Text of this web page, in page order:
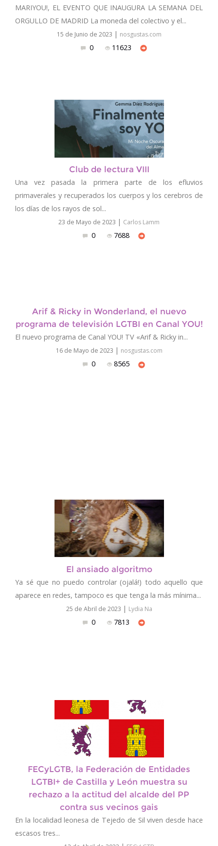
MARIYOU!, EL EVENTO QUE INAUGURA LA SEMANA DEL
ORGULLO DE MADRID La moneda del colectivo y el...
15 de Junio de 2023 | nosgustas.com
0 11623
Club de lectura VIII
Una vez pasada la primera parte de los efluvios
primaverales y recuperados los cuerpos y los cerebros de
los días de los rayos de sol...
23 de Mayo de 2023 | Carlos Lamm
0 7688
Arif & Ricky in Wonderland, el nuevo
programa de televisión LGTBI en Canal YOU!
El nuevo programa de Canal YOU! TV «Arif & Ricky in...
16 de Mayo de 2023 | nosgustas.com
0 8565
El ansiado algoritmo
Ya sé que no puedo controlar (ojalá!) todo aquello que
aparece en redes, tampoco es que tenga la más mínima...
25 de Abril de 2023 | Lydia Na
0 7813
FECyLGTB, la Federación de Entidades
LGTBI+ de Castilla y León muestra su
rechazo a la actitud del alcalde del PP
contra sus vecinos gais
En la localidad leonesa de Tejedo de Sil viven desde hace
escasos tres...